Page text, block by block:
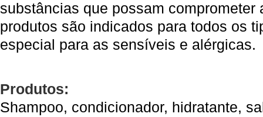
substâncias que possam comprometer
produtos são indicados para todos os
especial para as sensíveis e alérgicas.
Produtos:
Shampoo, condicionador, hidratante,